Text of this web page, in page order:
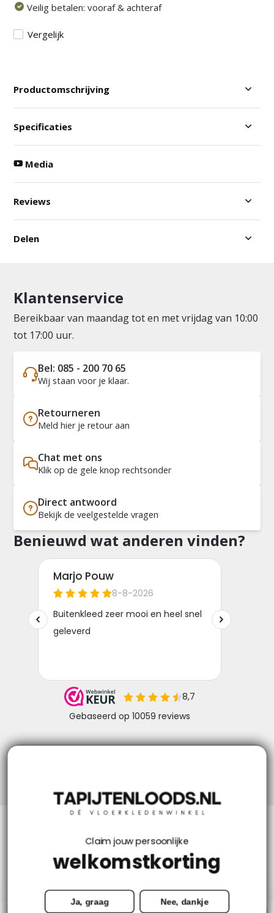
Veilig betalen: vooraf & achteraf
Vergelijk
Productomschrijving
Specificaties
Media
Reviews
Delen
Klantenservice
Bereikbaar van maandag tot en met vrijdag van 10:00
tot 17:00 uur.
Bel: 085 - 200 70 65
Wij staan voor je klaar.
Retourneren
Meld hier je retour aan
Chat met ons
Klik op de gele knop rechtsonder
Direct antwoord
Bekijk de veelgestelde vragen
Benieuwd wat anderen vinden?
Mijn account
Categorieën
Claim jouw persoonlijke
welkomstkorting
Ja, graag Nee, dankje